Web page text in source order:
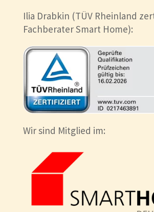
Ilia Drabkin (TÜV Rheinland
Fachberater Smart Home):
Wir sind Mitglied im: